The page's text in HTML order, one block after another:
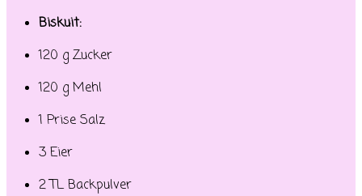
Biskuit:
120 g Zucker
120 g Mehl
1 Prise Salz
3 Eier
2 TL Backpulver